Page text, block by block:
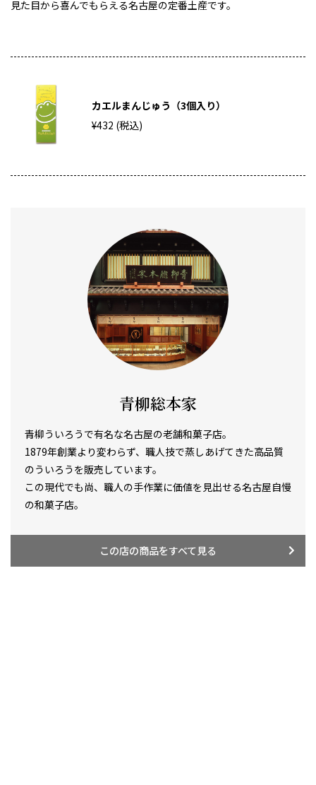
見た目から喜んでもらえる名古屋の定番土産です。
カエルまんじゅう（3個入り）
¥432 (税込)
青柳総本家
青柳ういろうで有名な名古屋の老舗和菓子店。
1879年創業より変わらず、職人技で蒸しあげてきた高品質
のういろうを販売しています。
この現代でも尚、職人の手作業に価値を見出せる名古屋自慢
の和菓子店。
この店の商品をすべて見る